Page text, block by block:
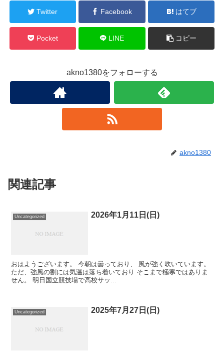
Twitter Facebook はてブ
Pocket LINE コピー
akno1380をフォローする
akno1380
関連記事
Uncategorized 2026年1月11日(日)
おはようございます。 今朝は曇っており、 風が強く吹いています。
ただ、強風の割には気温は落ち着いており そこまで極寒ではありま
せん。 明日国立競技場で高校サッ...
Uncategorized 2025年7月27日(日)